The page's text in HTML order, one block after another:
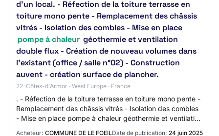
d'un local. - Réfection de la toiture terrasse en
toiture mono pente - Remplacement des châssis
vitrés - Isolation des combles - Mise en place
pompe à chaleur géothermie et ventilation
double flux - Création de nouveau volumes dans
l'existant (office / salle n°02) - Construction
auvent - création surface de plancher.
22-Côtes-d'Armor · West Europe · France
. - Réfection de la toiture terrasse en toiture mono pente -
Remplacement des châssis vitrés - Isolation des combles
- Mise en place pompe à chaleur géothermie et ventilation
Acheteur: COMMUNE DE LE FOEILDate de publication: 24 juin 2025